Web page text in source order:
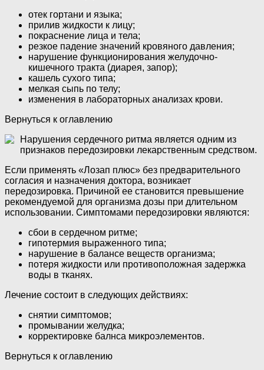
отек гортани и языка;
прилив жидкости к лицу;
покраснение лица и тела;
резкое падение значений кровяного давления;
нарушение функционирования желудочно-
кишечного тракта (диарея, запор);
кашель сухого типа;
мелкая сыпь по телу;
изменения в лабораторных анализах крови.
Вернуться к оглавлению
Нарушения сердечного ритма является одним из
признаков передозировки лекарственным средством.
Если применять «Лозап плюс» без предварительного
согласия и назначения доктора, возникает
передозировка. Причиной ее становится превышение
рекомендуемой для организма дозы при длительном
использовании. Симптомами передозировки являются:
сбои в сердечном ритме;
гипотермия выраженного типа;
нарушение в балансе веществ организма;
потеря жидкости или противоположная задержка
воды в тканях.
Лечение состоит в следующих действиях:
снятии симптомов;
промывании желудка;
корректировке балнса микроэлементов.
Вернуться к оглавлению